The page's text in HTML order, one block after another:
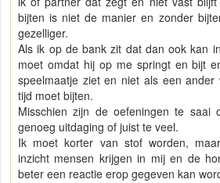
bijten is niet de manier en zonder
gezelliger.
Als ik op de bank zit dat dan ook kan
moet omdat hij op me springt en bijt
speelmaatje ziet en niet als een
tijd moet bijten.
Misschien zijn de oefeningen te saai
genoeg uitdaging of juist te veel.
Ik moet korter van stof worden,
inzicht mensen krijgen in mij en de
beter een reactie erop gegeven kan